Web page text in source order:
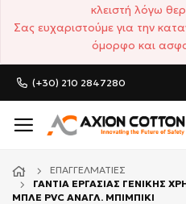
κλειστή λόγω
Σας ευχαριστούμε για την
όμορφο και
(+30) 210 2847280
ΕΠΑΓΓΕΛΜΑΤΊΕΣ
ΓΑΝΤΙΑ ΕΡΓΑΣΙΑΣ ΓΕΝΙΚΗΣ
ΜΠΛΕ PVC ΑΝΑΓΛ. ΜΠΙΜΠΙΚΙ